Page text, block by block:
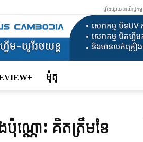
ផ្ទាំងផ្សាយពាណិជ្ជកម្ម
ម៉ូតូ
ណ្ណោះ គិតត្រឹមខែ